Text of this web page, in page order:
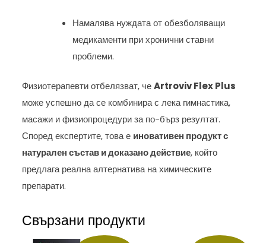
Намалява нуждата от обезболяващи
медикаменти при хронични ставни
проблеми.
Физиотерапевти отбелязват, чеArtroviv Flex Plus
може успешно да се комбинира с лека гимнастика,
масажи и физиопроцедури за по-бърз резултат.
Според експертите, това е иновативен продукт с
натурален състав и доказано действие, който
предлага реална алтернатива на химическите
препарати.
Свързани продукти